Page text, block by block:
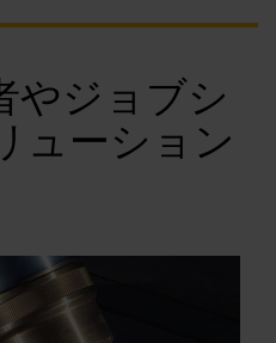
やジョブシ
ューション